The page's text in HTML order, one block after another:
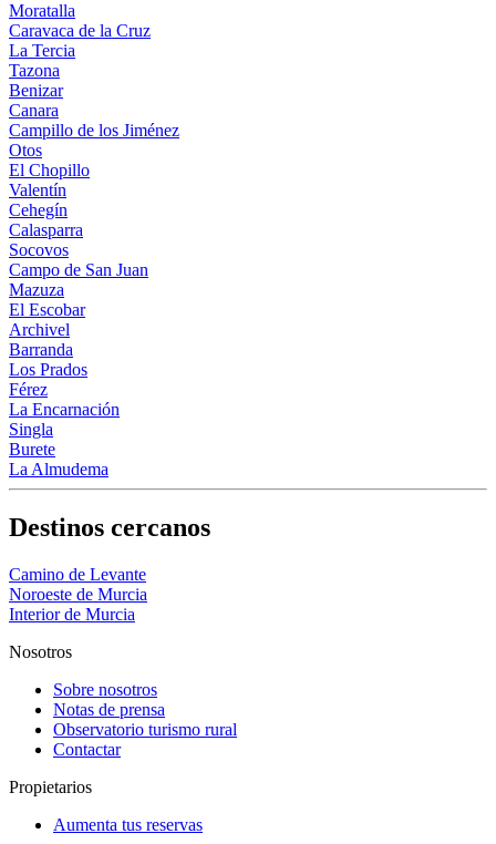
Moratalla
Caravaca de la Cruz
La Tercia
Tazona
Benizar
Canara
Campillo de los Jiménez
Otos
El Chopillo
Valentín
Cehegín
Calasparra
Socovos
Campo de San Juan
Mazuza
El Escobar
Archivel
Barranda
Los Prados
Férez
La Encarnación
Singla
Burete
La Almudema
Destinos cercanos
Camino de Levante
Noroeste de Murcia
Interior de Murcia
Nosotros
Sobre nosotros
Notas de prensa
Observatorio turismo rural
Contactar
Propietarios
Aumenta tus reservas